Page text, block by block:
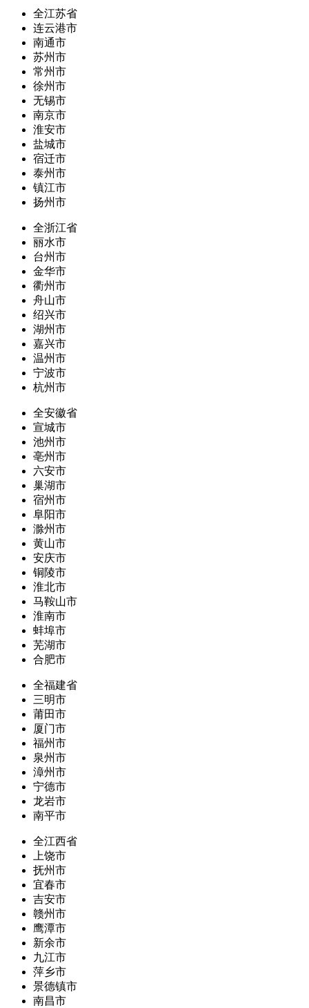
全江苏省
连云港市
南通市
苏州市
常州市
徐州市
无锡市
南京市
淮安市
盐城市
宿迁市
泰州市
镇江市
扬州市
全浙江省
丽水市
台州市
金华市
衢州市
舟山市
绍兴市
湖州市
嘉兴市
温州市
宁波市
杭州市
全安徽省
宣城市
池州市
亳州市
六安市
巢湖市
宿州市
阜阳市
滁州市
黄山市
安庆市
铜陵市
淮北市
马鞍山市
淮南市
蚌埠市
芜湖市
合肥市
全福建省
三明市
莆田市
厦门市
福州市
泉州市
漳州市
宁德市
龙岩市
南平市
全江西省
上饶市
抚州市
宜春市
吉安市
赣州市
鹰潭市
新余市
九江市
萍乡市
景德镇市
南昌市